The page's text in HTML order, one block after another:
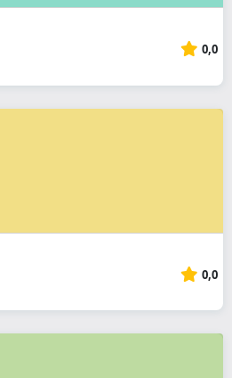
0,0
0,0